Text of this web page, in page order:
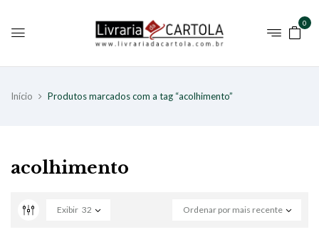
0
Início Produtos marcados com a tag “acolhimento”
acolhimento
Ordenar por mais recente
Exibir 32